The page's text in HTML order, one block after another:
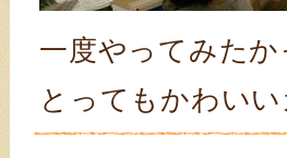
一度やってみた
とってもかわい